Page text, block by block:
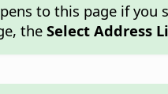
to this page if
theSelect Address